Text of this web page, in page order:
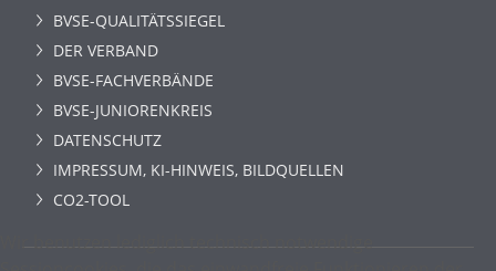
BVSE-QUALITÄTSSIEGEL
DER VERBAND
BVSE-FACHVERBÄNDE
BVSE-JUNIORENKREIS
DATENSCHUTZ
IMPRESSUM, KI-HINWEIS, BILDQUELLEN
CO2-TOOL
Wir benutzen lediglich technisch notwendige